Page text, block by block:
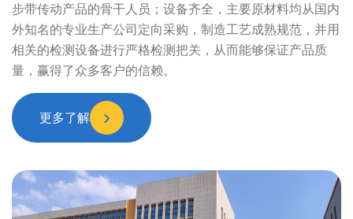
步带传动产品的骨干人员；设备齐全，主要原材料均从国内
外知名的专业生产公司定向采购，制造工艺成熟规范，并用
相关的检测设备进行严格检测把关，从而能够保证产品质
量，赢得了众多客户的信赖。
更多了解